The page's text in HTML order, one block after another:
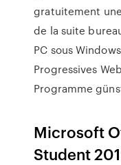
gratuitement
de la suite
PC sous
Progressives
Programme
Microsoft
Student